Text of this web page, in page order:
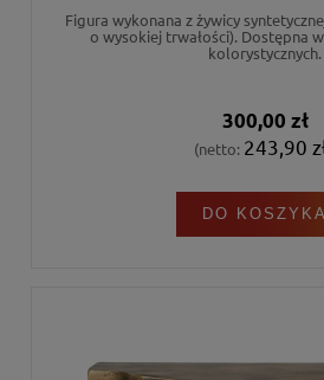
Figura wykonana z żywicy
o wysokiej trwałości). Dostępna
kolorystycznych.
300,00 zł
(netto: 243,90
DO KOSZYKA